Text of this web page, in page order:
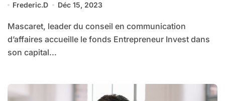
Frederic.D Déc 15, 2023
Mascaret, leader du conseil en communication
d’affaires accueille le fonds Entrepreneur Invest dans
son capital...